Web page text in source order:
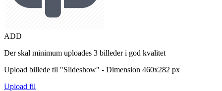
ADD
Der skal minimum uploades 3 billeder i god kvalitet
Upload billede til "Slideshow" - Dimension 460x282 px
Upload fil